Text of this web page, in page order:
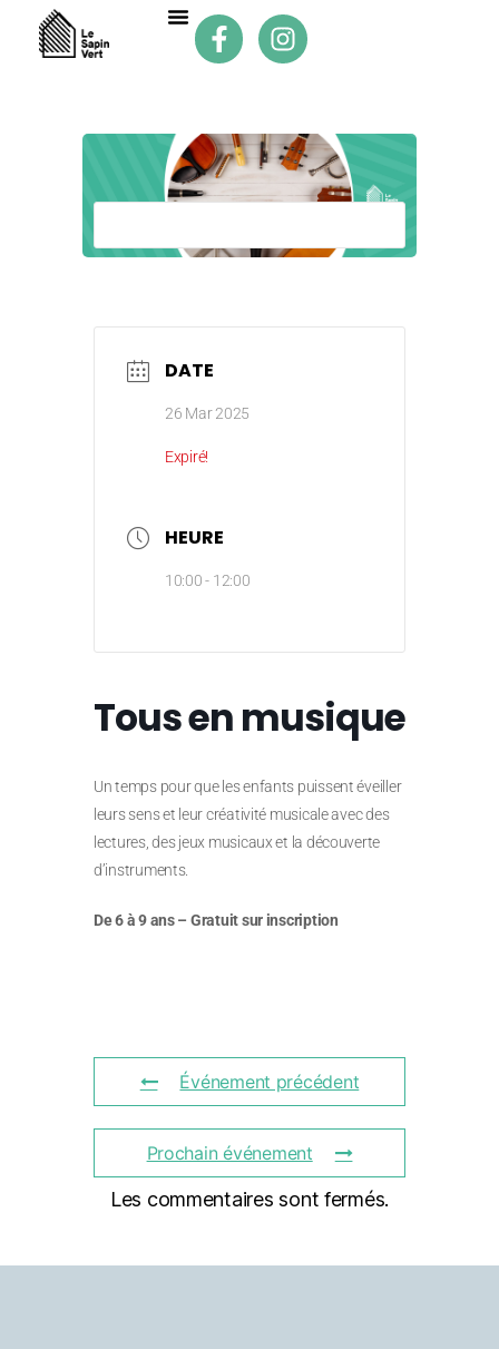
DATE
26 Mar 2025
Expiré!
HEURE
10:00 - 12:00
Tous en musique
Un temps pour que les enfants puissent éveiller
leurs sens et leur créativité musicale avec des
lectures, des jeux musicaux et la découverte
d’instruments.
De 6 à 9 ans – Gratuit sur inscription
Événement précédent
Prochain événement
Les commentaires sont fermés.